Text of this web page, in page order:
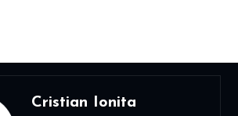
Cristian Ionita